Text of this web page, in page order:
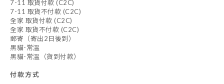
7-11 取貨付款 (C2C)
7-11 取貨不付款 (C2C)
全家 取貨付款 (C2C)
全家 取貨不付款 (C2C)
郵寄（寄出2日後到）
黑貓-常溫
黑貓-常溫（貨到付款）
付款方式